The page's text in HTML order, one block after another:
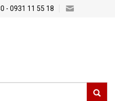
- 0931 11 55 18